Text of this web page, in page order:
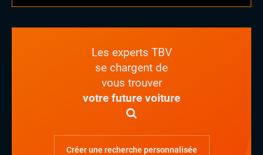
Les experts TBV
se chargent de
vous trouver
votre future voiture
Créer une recherche personnalisée